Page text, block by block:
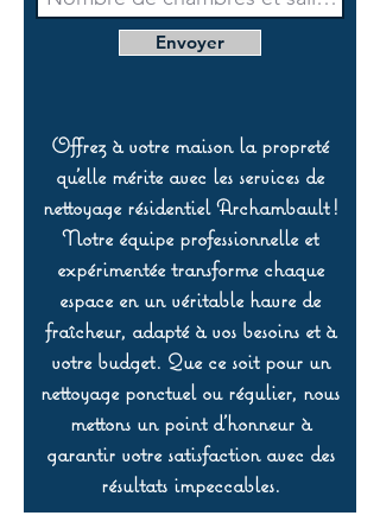
Envoyer
Offrez à votre maison la propreté
qu’elle mérite avec les services de
nettoyage résidentiel Archambault !
Notre équipe professionnelle et
expérimentée transforme chaque
espace en un véritable havre de
fraîcheur, adapté à vos besoins et à
votre budget. Que ce soit pour un
nettoyage ponctuel ou régulier, nous
mettons un point d’honneur à
garantir votre satisfaction avec des
résultats impeccables.